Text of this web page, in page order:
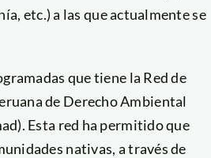
etc.) a las que actualmente se
que tiene la Red de
de Derecho Ambiental
Esta red ha permitido que
nativas, a través de